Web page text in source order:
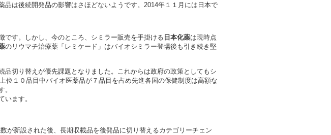
は後続開発品の影響はさほどないようです。2014年１１月には日本で
す。しかし、今のところ、シミラー販売を手掛ける 日本化薬は現時点
のリウマチ治療薬「レミケード」はバイオシミラー登場後も引き続き堅
切り替えが優先課題となりました。これからは政府の政策としてもシ
位１０品目中バイオ医薬品が７品目を占め先進各国の保健制度は高額な
。
います。
が新設された後、長期収載品を後発品に切り替えるカテゴリーチェン